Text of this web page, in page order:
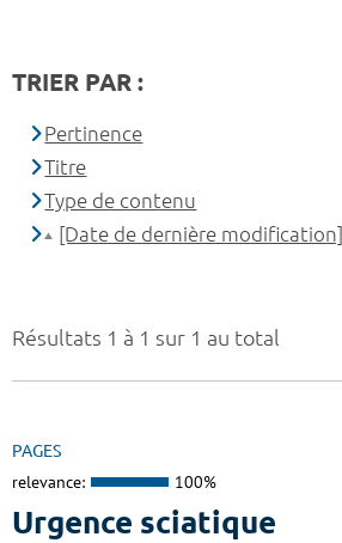
Résultats 1 à 1 sur 1 au total
PAGES
relevance: 100%
Urgence sciatique
TRIER PAR :
Pertinence
Titre
Type de contenu
[Date de dernière modification]